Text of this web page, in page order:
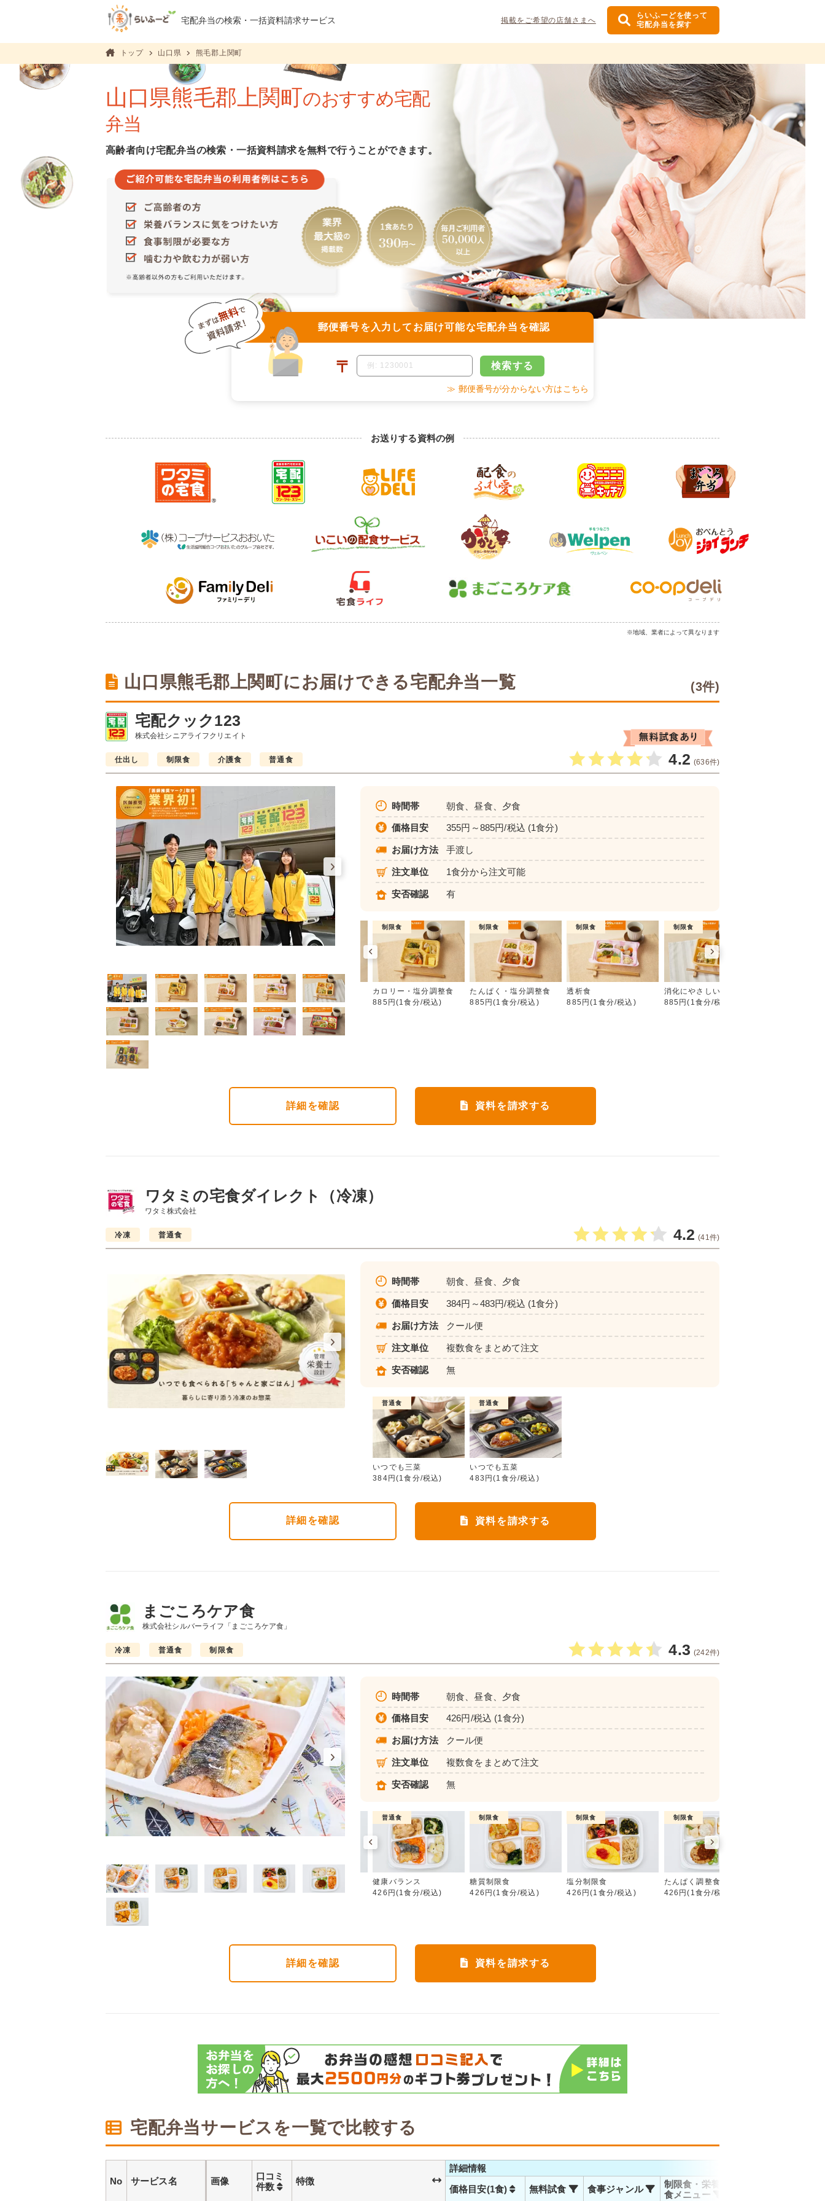
宅配弁当の検索・一括資料請求サービス 掲載をご希望の店舗さまへ
らいふーどを使って
宅配弁当を探す
トップ 山口県 熊毛郡上関町
山口県熊毛郡上関町のおすすめ宅配
弁当
高齢者向け宅配弁当の検索・一括資料請求を無料で行うことができます。
郵便番号を入力して お届け可能な宅配弁当を確認
〒 検索する
≫ 郵便番号が分からない方はこちら
お送りする資料の例
※地域、業者によって異なります
山口県熊毛郡上関町にお届けできる宅配弁当一覧 (3件)
宅配クック123
株式会社シニアライフクリエイト
仕出し 制限食 介護食 普通食 4.2 (636件)
カロリー・塩分調整食 たんぱく・塩分調整食
時間帯 朝食、昼食、夕食
価格目安 355円～885円/税込 (1食分)
お届け方法 手渡し
注文単位 1食分から注文可能
安否確認 有
幸たんぱく食
724円(1食分/税込)
普通食
健康ボリューム食
788円(1食分/税込)
普通食
朝食（パンセット）
355円(1食分/税込)
制限食
カロリー・塩分調整食
885円(1食分/税込)
制限食
たんぱく・塩分調整食
885円(1食分/税込)
制限食
透析食
885円(1食分/税込)
制限食
消化にやさしい食
885円(1食分/税込)
詳細 を確認 資料を請求する
ワタミの宅食ダイレクト（冷凍）
ワタミ株式会社
冷凍 普通食 4.2 (41件)
いつでも三菜
時間帯 朝食、昼食、夕食
価格目安 384円～483円/税込 (1食分)
お届け方法 クール便
注文単位 複数食をまとめて注文
安否確認 無
普通食
いつでも三菜
384円(1食分/税込)
普通食
いつでも五菜
483円(1食分/税込)
詳細 を確認 資料を請求する
まごころケア食
株式会社シルバーライフ「まごころケア食」
冷凍 普通食 制限食 4.3 (242件)
健康バランス 糖質制限食
時間帯 朝食、昼食、夕食
価格目安 426円/税込 (1食分)
お届け方法 クール便
注文単位 複数食をまとめて注文
安否確認 無
塩分制限食
426円(1食分/税込)
制限食
たんぱく調整食
426円(1食分/税込)
制限食
カロリー調整食
426円(1食分/税込)
普通食
健康バランス
426円(1食分/税込)
制限食
糖質制限食
426円(1食分/税込)
制限食
塩分制限食
426円(1食分/税込)
制限食
たんぱく調整食
426円(1食分/税込)
詳細 を確認 資料を請求する
宅配弁当サービスを一覧で比較する
No サービス名 画像
口コミ
件数
特徴
詳細情報
価格目安(1食)
無料試食 食事ジャンル
制限食・栄養調整
食メニュー